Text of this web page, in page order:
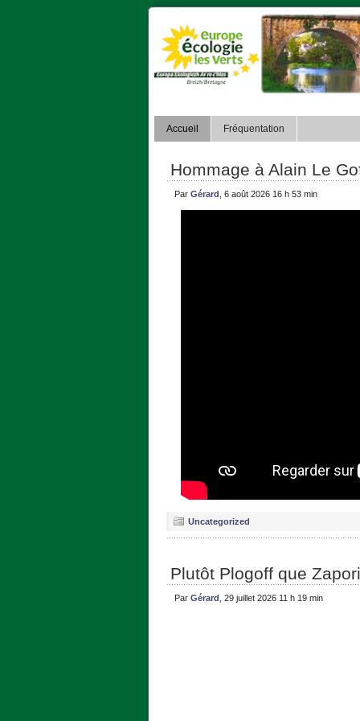
Accueil Fréquentation
Hommage à Alain Le
Par Gérard , 6 août 2026 16 h 53 min
Uncategorized
Plutôt Plogoff que
Par Gérard , 29 juillet 2026 11 h 19 min